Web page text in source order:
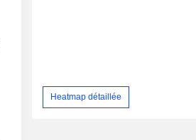
Heatmap détaillée